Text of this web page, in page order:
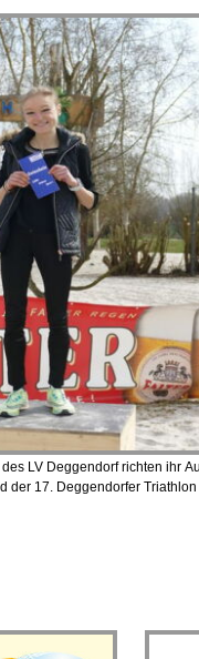
LV Deggendorf richten ihr
der 17. Deggendorfer